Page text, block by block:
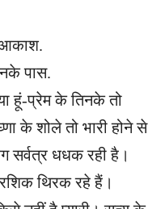
आकाश.
पास.
हूं-प्रेम के तिनके तो
के शोले तो भारी होने से
सर्वत्र धधक रही है।
थिरक रहे हैं।